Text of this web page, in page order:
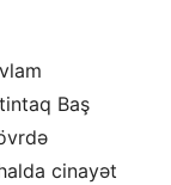
Baş
cinayət